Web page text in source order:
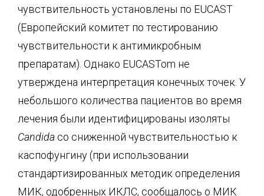
чувствительность установлены по EUCAST
(Европейский комитет по тестированию
чувствительности к антимикробным
препаратам). Однако EUCASTom не
утверждена интерпретация конечных точек. У
небольшого количества пациентов во время
лечения были идентифицированы изоляты
Candida со сниженной чувствительностью к
каспофунгину (при использовании
стандартизированных методик определения
МИК, одобренных ИКЛС, сообщалось о МИК